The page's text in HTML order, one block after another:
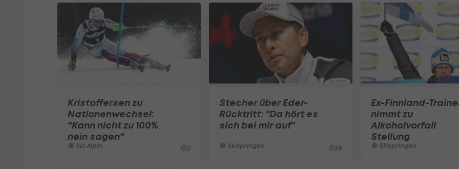
Kristoffersen zu
Nationenwechsel:
"Kann nicht zu 100%
nein sagen"
Ski Alpin 2
Stecher über Eder-
Rücktritt: "Da hört es
sich bei mir auf"
Skispringen 28
Ex-Finnland-
nimmt zu
Alkoholvorfall
Stellung
Skispringen